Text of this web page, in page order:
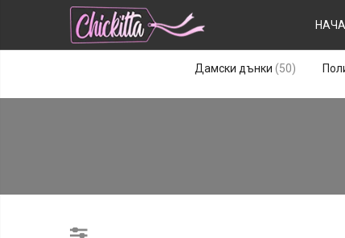
Дамски дънки 5050